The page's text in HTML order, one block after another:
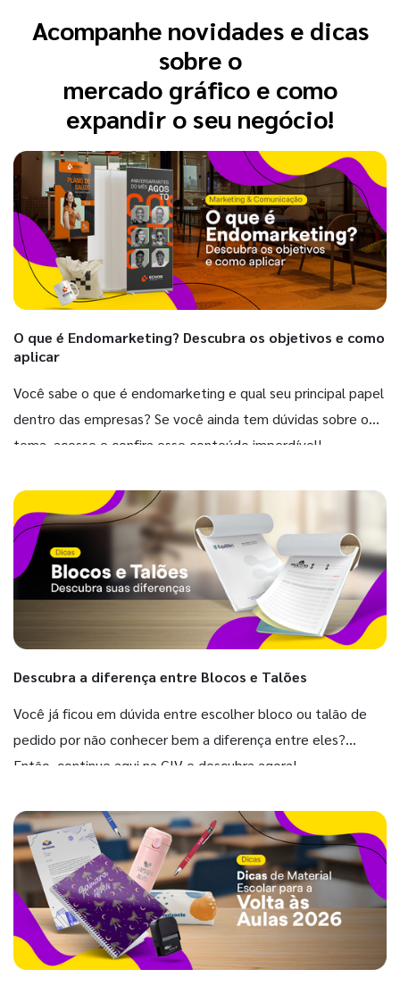
Acompanhe novidades e dicas
sobre o
mercado gráfico e como
expandir o seu negócio!
O que é Endomarketing? Descubra os objetivos e como
aplicar
Você sabe o que é endomarketing e qual seu principal papel
dentro das empresas? Se você ainda tem dúvidas sobre o
tema, acesse e confira esse conteúdo imperdível!
Descubra a diferença entre Blocos e Talões
Você já ficou em dúvida entre escolher bloco ou talão de
pedido por não conhecer bem a diferença entre eles?
Então, continue aqui na GIV e descubra agora!